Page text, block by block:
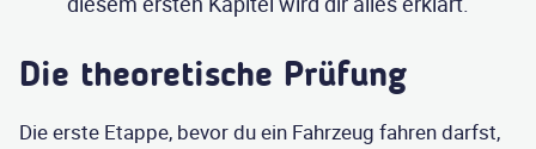
Die theoretische Prüfung
Die erste Etappe, bevor du ein Fahrzeug fahren darfst,